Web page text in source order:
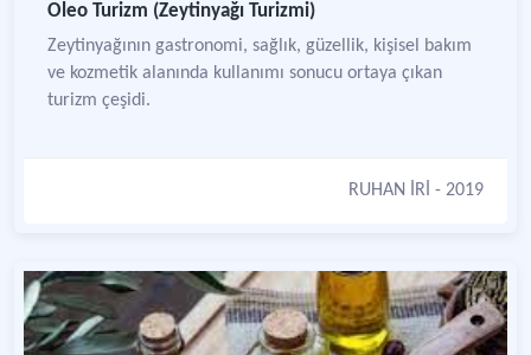
Oleo Turizm (Zeytinyağı Turizmi)
Zeytinyağının gastronomi, sağlık, güzellik, kişisel bakım
ve kozmetik alanında kullanımı sonucu ortaya çıkan
turizm çeşidi.
RUHAN İRİ - 2019